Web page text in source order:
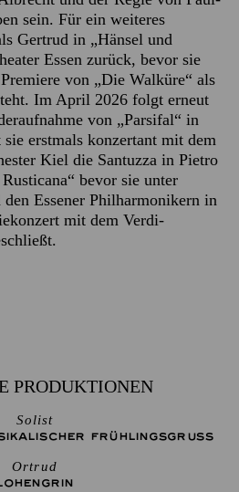
sein. Für ein weiteres
Gertrud in „Hänsel und
Essen zurück, bevor sie
von „Die Walküre“ als
Im April 2026 folgt erneut
von „Parsifal“ in
erstmals konzertant mit dem
Kiel die Santuzza in Pietro
bevor sie unter
Essener Philharmonikern in
mit dem Verdi-
PRODUKTIONEN
Solist
FRÜHLINGSGRUSS
Ortrud